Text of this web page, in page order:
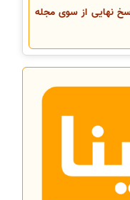
نهایی از سوی مجله